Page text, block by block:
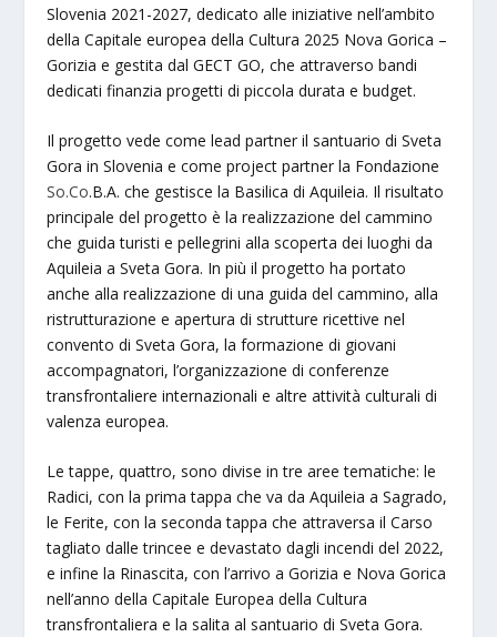
Slovenia 2021-2027, dedicato alle iniziative nell’ambito
della Capitale europea della Cultura 2025 Nova Gorica –
Gorizia e gestita dal GECT GO, che attraverso bandi
dedicati finanzia progetti di piccola durata e budget.
Il progetto vede come lead partner il santuario di Sveta
Gora in Slovenia e come project partner la Fondazione
So.Co.B.A. che gestisce la Basilica di Aquileia. Il risultato
principale del progetto è la realizzazione del cammino
che guida turisti e pellegrini alla scoperta dei luoghi da
Aquileia a Sveta Gora. In più il progetto ha portato
anche alla realizzazione di una guida del cammino, alla
ristrutturazione e apertura di strutture ricettive nel
convento di Sveta Gora, la formazione di giovani
accompagnatori, l’organizzazione di conferenze
transfrontaliere internazionali e altre attività culturali di
valenza europea.
Le tappe, quattro, sono divise in tre aree tematiche: le
Radici, con la prima tappa che va da Aquileia a Sagrado,
le Ferite, con la seconda tappa che attraversa il Carso
tagliato dalle trincee e devastato dagli incendi del 2022,
e infine la Rinascita, con l’arrivo a Gorizia e Nova Gorica
nell’anno della Capitale Europea della Cultura
transfrontaliera e la salita al santuario di Sveta Gora.